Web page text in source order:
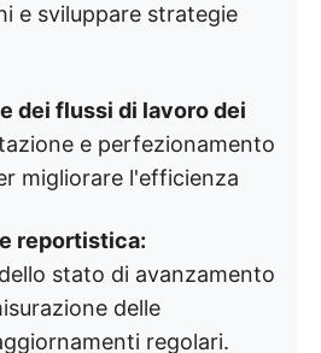
e sviluppare strategie
dei flussi di lavoro dei
e perfezionamento
migliorare l'efficienza
reportistica:
stato di avanzamento
delle
regolari.